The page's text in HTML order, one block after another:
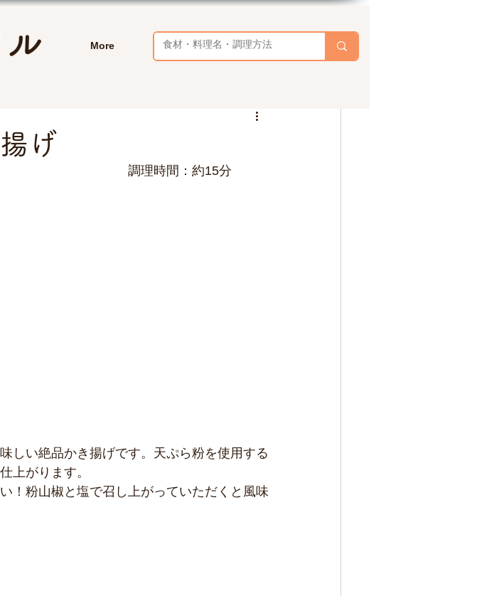
More
げ
約15分
しい絶品かき揚げです。天ぷら粉を使用する
上がります。
！粉山椒と塩で召し上がっていただくと風味